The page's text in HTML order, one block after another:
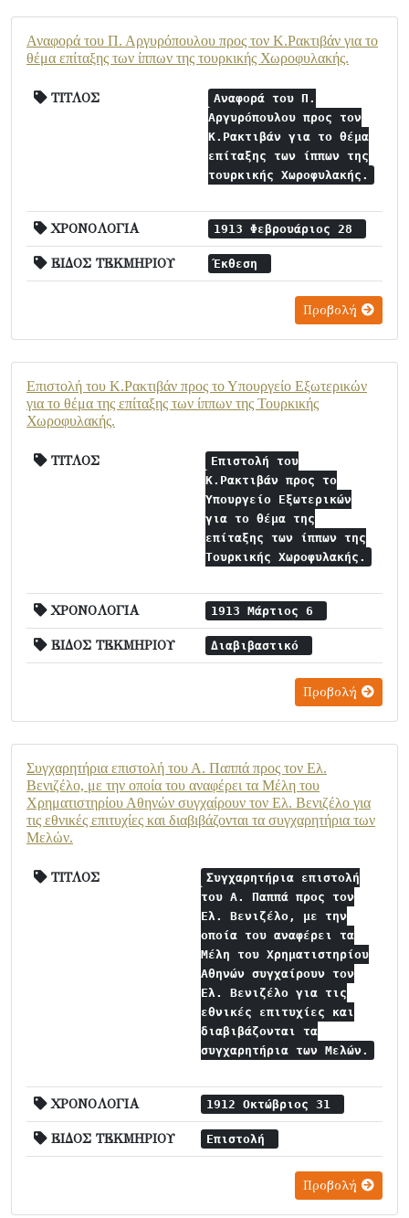
Αναφορά του Π. Αργυρόπουλου προς τον Κ.Ρακτιβάν για το
θέμα επίταξης των ίππων της τουρκικής Χωροφυλακής.
ΤΙΤΛΟΣ
Αναφορά του Π.
Αργυρόπουλου προς τον
Κ.Ρακτιβάν για το θέμα
επίταξης των ίππων της
τουρκικής Χωροφυλακής.
ΧΡΟΝΟΛΟΓΙΑ 1913 Φεβρουάριος 28
ΕΙΔΟΣ ΤΕΚΜΗΡΙΟΥ Έκθεση
Προβολή
Επιστολή του Κ.Ρακτιβάν προς το Υπουργείο Εξωτερικών
για το θέμα της επίταξης των ίππων της Τουρκικής
Χωροφυλακής.
ΤΙΤΛΟΣ
Επιστολή του
Κ.Ρακτιβάν προς το
Υπουργείο Εξωτερικών
για το θέμα της
επίταξης των ίππων της
Τουρκικής Χωροφυλακής.
ΧΡΟΝΟΛΟΓΙΑ 1913 Μάρτιος 6
ΕΙΔΟΣ ΤΕΚΜΗΡΙΟΥ Διαβιβαστικό
Προβολή
Συγχαρητήρια επιστολή του Α. Παππά προς τον Ελ.
Βενιζέλο, με την οποία του αναφέρει τα Μέλη του
Χρηματιστηρίου Αθηνών συγχαίρουν τον Ελ. Βενιζέλο για
τις εθνικές επιτυχίες και διαβιβάζονται τα συγχαρητήρια των
Μελών.
ΤΙΤΛΟΣ
Συγχαρητήρια επιστολή
του Α. Παππά προς τον
Ελ. Βενιζέλο, με την
οποία του αναφέρει τα
Μέλη του Χρηματιστηρίου
Αθηνών συγχαίρουν τον
Ελ. Βενιζέλο για τις
εθνικές επιτυχίες και
διαβιβάζονται τα
συγχαρητήρια των Μελών.
ΧΡΟΝΟΛΟΓΙΑ 1912 Οκτώβριος 31
ΕΙΔΟΣ ΤΕΚΜΗΡΙΟΥ Επιστολή
Προβολή